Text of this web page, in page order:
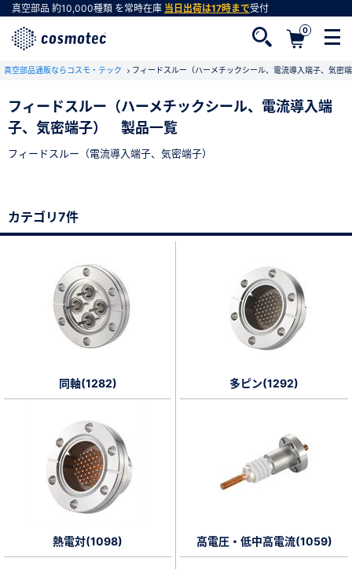
真空部品 約10,000種類 を常時在庫 当日出荷は17時まで受付
0
真空部品通販ならコスモ・テック フィードスルー（ハーメチックシール、電流導入端子、気密
フィードスルー（ハーメチックシール、電流導入端
子、気密端子） 製品一覧
フィードスルー（電流導入端子、気密端子）
カテゴリ7件
同軸(1282) 多ピン(1292)
熱電対(1098) 高電圧・低中高電流(1059)
会員登録がお済みでない方
会員登録をすれば、便利な機能がご利用いただけ
新規会員登録（無料）
があります。また当社の判断によりお断りする場合があります。
会員の方はこちら
※パスワードをお忘れの方は、パスワード再発行ページへ